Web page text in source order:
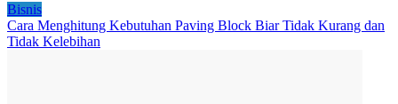
Bisnis
Cara Menghitung Kebutuhan Paving Block Biar Tidak Kurang dan
Tidak Kelebihan